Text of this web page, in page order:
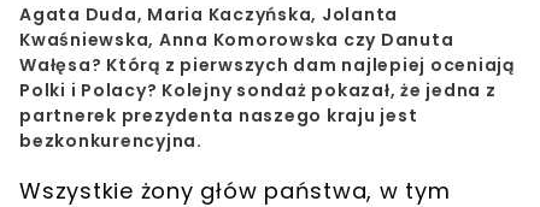
Agata Duda, Maria Kaczyńska, Jolanta
Kwaśniewska, Anna Komorowska czy Danuta
Wałęsa? Którą z pierwszych dam najlepiej oceniają
Polki i Polacy? Kolejny sondaż pokazał, że jedna z
partnerek prezydenta naszego kraju jest
bezkonkurencyjna.
Wszystkie żony głów państwa, w tym